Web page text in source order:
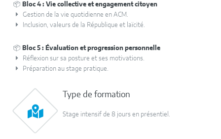
📦 Bloc 4 : Vie collective et engagement citoyen
Gestion de la vie quotidienne en ACM.
Inclusion, valeurs de la République et laïcité.
📦 Bloc 5 : Évaluation et progression personnelle
Réflexion sur sa posture et ses motivations.
Préparation au stage pratique.
Type de formation
Stage intensif de 8 jours en présentiel.